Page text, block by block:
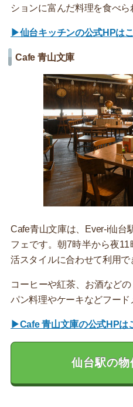
ションに富んだ料理を食べら
▶仙台キッチンの公式HPは
Cafe 青山文庫
Cafe青山文庫は、Ever-i仙台
フェです。朝7時半から夜
活スタイルに合わせて利用で
コーヒーや紅茶、お酒など
パン料理やケーキなどフード
▶Cafe 青山文庫の公式HPは
仙台駅の物